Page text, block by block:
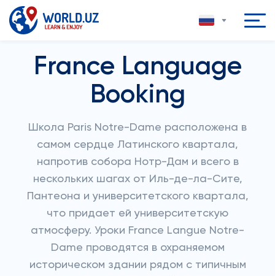
France Language
Booking
Школа Paris Notre-Dame расположена в
самом сердце Латинского квартала,
напротив собора Нотр-Дам и всего в
нескольких шагах от Иль-де-ла-Сите,
Пантеона и университетского квартала,
что придает ей университетскую
атмосферу. Уроки France Langue Notre-
Dame проводятся в охраняемом
историческом здании рядом с типичным